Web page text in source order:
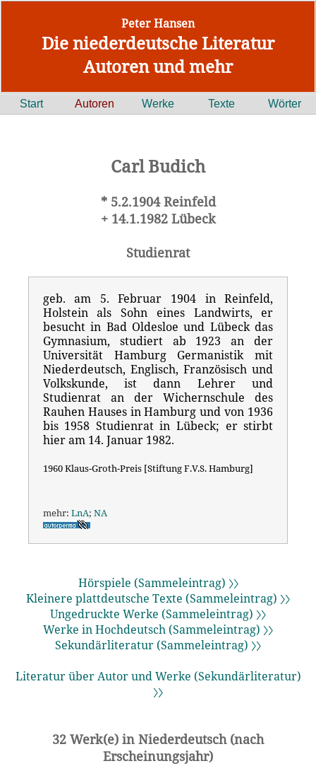
Peter Hansen
Die niederdeutsche Literatur
Autoren und mehr
Start Autoren Werke Texte Wörter
Carl Budich
* 5.2.1904 Reinfeld
+ 14.1.1982 Lübeck
Studienrat
geb. am 5. Februar 1904 in Reinfeld,
Holstein als Sohn eines Landwirts, er
besucht in Bad Oldesloe und Lübeck das
Gymnasium, studiert ab 1923 an der
Universität Hamburg Germanistik mit
Niederdeutsch, Englisch, Französisch und
Volkskunde, ist dann Lehrer und
Studienrat an der Wichernschule des
Rauhen Hauses in Hamburg und von 1936
bis 1958 Studienrat in Lübeck; er stirbt
hier am 14. Januar 1982.
1960 Klaus-Groth-Preis [Stiftung F.V.S. Hamburg]
mehr: LnA; NA
Hörspiele (Sammeleintrag) 〉〉
Kleinere plattdeutsche Texte (Sammeleintrag) 〉〉
Ungedruckte Werke (Sammeleintrag) 〉〉
Werke in Hochdeutsch (Sammeleintrag) 〉〉
Sekundärliteratur (Sammeleintrag) 〉〉
Literatur über Autor und Werke (Sekundärliteratur)
〉〉
32 Werk(e) in Niederdeutsch (nach
Erscheinungsjahr)